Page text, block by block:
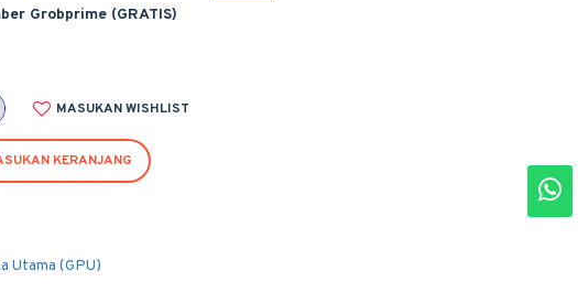
Utama (GPU)
Grobprime (GRATIS)
MASUKAN WISHLIST
KERANJANG